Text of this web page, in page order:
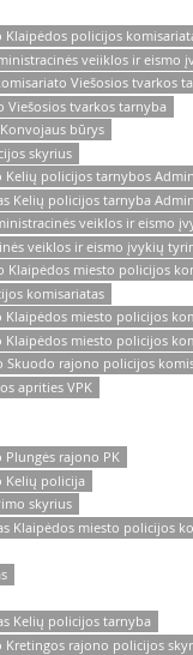
policijos
veiiklos ir eismo
Viešosios tvarkos
Viešosios tvarkos tarnyba
būrys
skyrius
policijos tarnybos
Kelių policijos tarnyba
veiklos ir eismo
veiklos ir eismo įvykių
Klaipėdos miesto policijos
komisariatas
miesto policijos
miesto policijos
rajono policijos
aprities VPK
rajono PK
Kelių policija
skyrius
Klaipėdos miesto policijos
Kelių policijos tarnyba
rajono policijos